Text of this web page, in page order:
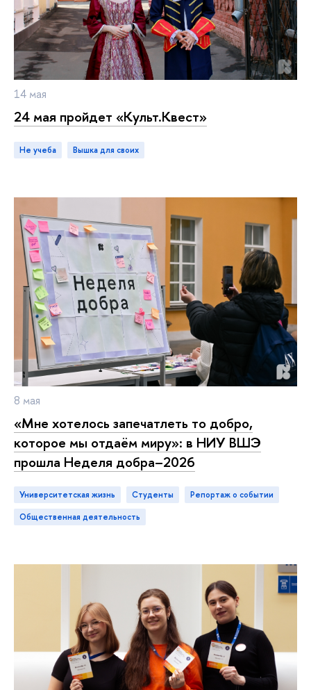
14 мая
24 мая пройдет «Культ.Квест»
не учеба Вышка для своих
8 мая
«Мне хотелось запечатлеть то добро,
которое мы отдаём миру»: в НИУ ВШЭ
прошла Неделя добра–2026
Университетская жизнь студенты
репортаж о событии
общественная деятельность